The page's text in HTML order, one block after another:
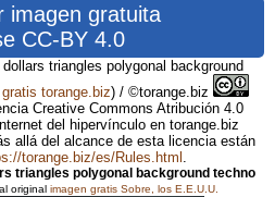
imagen gratuita
CC-BY 4.0
triangles polygonal background
torange.biz) / ©torange.biz
Creative Commons Atribución 4.0
del hipervínculo en torange.biz
allá del alcance de esta licencia están
torange.biz/es/Rules.html
triangles polygonal background techno
original imagen gratis Sobre, los E.E.U.U.